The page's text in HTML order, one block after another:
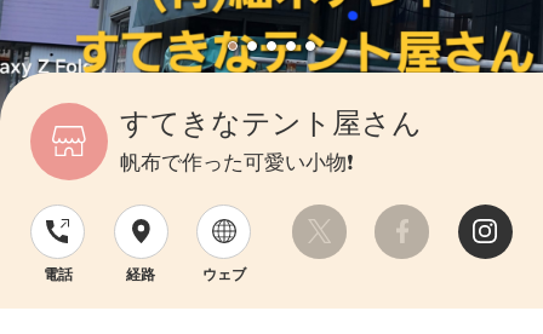
すてきなテント屋さん
帆布で作った可愛い小物❗
電話 経路 ウェブ